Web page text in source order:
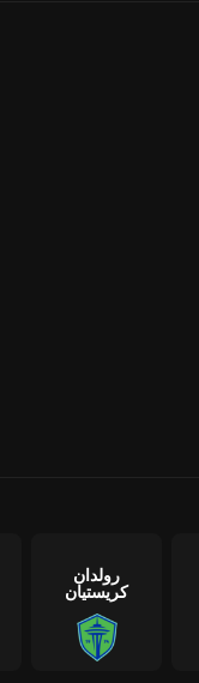
رولدان
كريستيان